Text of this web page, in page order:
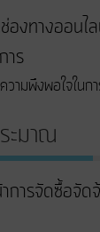
ช่องทางออน
าร
ามพึงพอใจในก
ะมาณ
การจัดซื้อจั